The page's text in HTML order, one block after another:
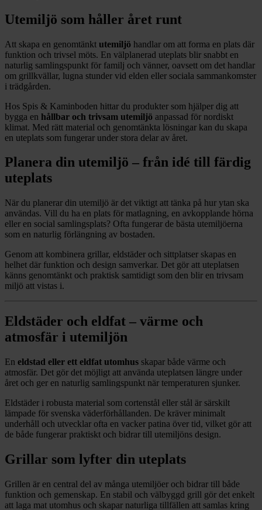
Utemiljö som håller året runt
Att skapa en genomtänkt utemiljö handlar om att forma en plats där
funktion och trivsel möts. En välplanerad uteplats blir snabbt en
naturlig samlingspunkt för familj och vänner, oavsett om det handlar
om grillkvällar, lugna stunder vid elden eller sociala sammankomster
i trädgården.
Hos Spis & Kaminboden hittar du produkter som hjälper dig att
bygga en hållbar och trivsam utemiljö anpassad för nordiskt
klimat. Med rätt material och genomtänkta lösningar kan du skapa
en uteplats som fungerar under stora delar av året.
Planera din utemiljö – från idé till färdig
uteplats
När du planerar din utemiljö är det viktigt att tänka på hur ytan ska
användas. Vill du ha en plats för matlagning, en avkopplande hörna
eller en social samlingsplats? Ofta fungerar de bästa utemiljöerna
som en naturlig förlängning av bostaden.
Genom att kombinera grillar, eldstäder och sittplatser skapas en
helhet där funktion och design samverkar. Det gör att uteplatsen
känns genomtänkt och praktisk samtidigt som den blir en trivsam
miljö att vistas i.
Eldstäder och eldfat – värme och
atmosfär i utemiljön
En eldstad eller ett eldfat utomhus skapar både värme och
atmosfär. Det gör det möjligt att använda uteplatsen längre under
året och ger en naturlig samlingspunkt när temperaturen sjunker.
Eldstäder i robusta material som cortenstål eller stål är särskilt
lämpade för svenska väderförhållanden. De kräver minimalt
underhåll och utvecklar ofta en vacker patina över tid, vilket gör att
de både fungerar praktiskt och bidrar till utemiljöns design.
Grillar som lyfter din uteplats
Grillen är en central del av många utemiljöer och bidrar till både
funktion och gemenskap. En stabil och välbyggd grill gör det enkelt
att laga mat utomhus och skapar naturliga tillfällen att samlas kring